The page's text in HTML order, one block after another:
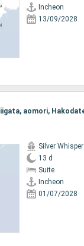
Incheon
13/09/2028
Silver Whisper
13 d
Suite
Incheon
01/07/2028